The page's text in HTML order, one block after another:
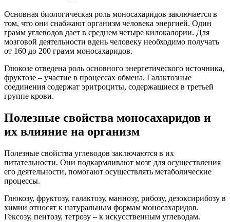
Основная биологическая роль моносахаридов заключается в
том, что они снабжают организм человека энергией. Один
грамм углеводов дает в среднем четыре килокалории. Для
мозговой деятельности вдень человеку необходимо получать
от 160 до 200 грамм моносахаридов.
Глюкозе отведена роль основного энергетического источника,
фруктозе – участие в процессах обмена. Галактозные
соединения содержат эритроциты, содержащиеся в третьей
группе крови.
Полезные свойства моносахаридов и
их влияние на организм
Полезные свойства углеводов заключаются в их
питательности. Они подкармливают мозг для осуществления
его деятельности, помогают осуществлять метаболические
процессы.
Глюкозу, фруктозу, галактозу, маннозу, рибозу, дезоксирибозу в
химии относят к натуральным формам моносахаридов.
Гексозу, пентозу, тетрозу – к искусственным углеводам.